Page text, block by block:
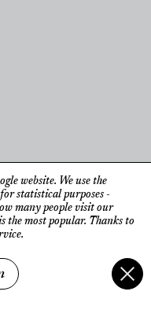
website. We use the
statistical purposes -
many people visit our
the most popular. Thanks to